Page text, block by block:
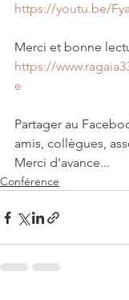
https://youtu.be/
Merci et bonne
https://
e
Partager au
amis, collègues,
Merci d'avance...
Conférence